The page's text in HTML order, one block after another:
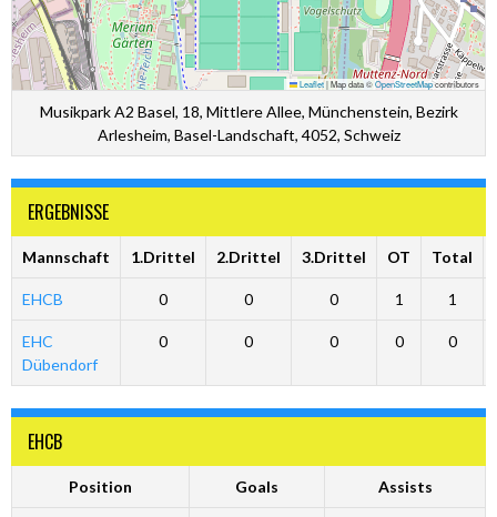
Leaflet|Map data ©OpenStreetMapcontributors
Musikpark A2 Basel, 18, Mittlere Allee, Münchenstein, Bezirk
Arlesheim, Basel-Landschaft, 4052, Schweiz
ERGEBNISSE
Mannschaft 1.Drittel 2.Drittel 3.Drittel OT Total
EHCB 0 0 0 1 1
EHC
Dübendorf
0 0 0 0 0
EHCB
Position Goals Assists